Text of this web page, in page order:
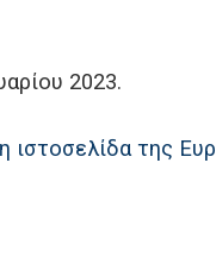
2023.
ιστοσελίδα της